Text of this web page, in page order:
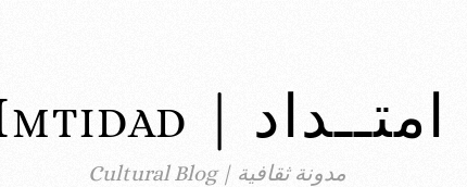
امتــداد | Imtidad
مدونة ثقافية | Cultural Blog